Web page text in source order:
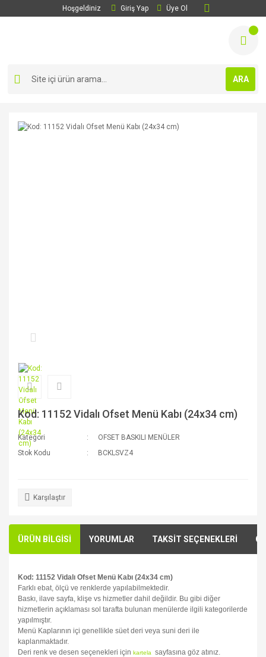
Hoşgeldiniz Giriş Yap Üye Ol
ARA
Kod: 11152 Vidalı Ofset Menü Kabı (24x34 cm)
Kategori
OFSET BASKILI MENÜLER
Stok Kodu
BCKLSVZ4
Karşılaştır
ÜRÜN BİLGİSİ YORUMLAR TAKSİT SEÇENEKLERİ
Kod: 11152 Vidalı Ofset Menü Kabı (24x34 cm)
Farklı ebat, ölçü ve renklerde yapılabilmektedir.
Baskı, ilave sayfa, klişe vs hizmetler dahil değildir. Bu gibi diğer
hizmetlerin açıklaması sol tarafta bulunan menülerde ilgili kategorilerde
yapılmıştır.
Menü Kaplarının içi genellikle süet deri veya suni deri ile
kaplanmaktadır.
Deri renk ve desen seçenekleri için kartela
sayfasına göz atınız.